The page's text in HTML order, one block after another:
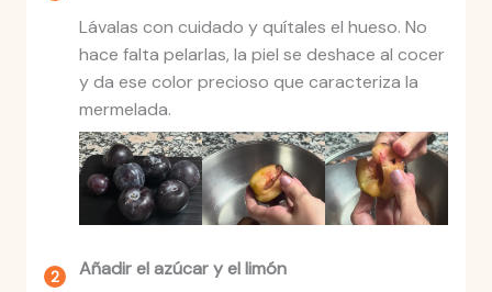
Lávalas con cuidado y quítales el hueso. No
hace falta pelarlas, la piel se deshace al cocer
y da ese color precioso que caracteriza la
mermelada.
Añadir el azúcar y el limón